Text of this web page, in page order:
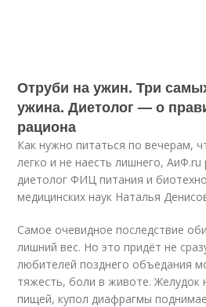
Отруби на ужин. Три
ужина. Диетолог — о
рациона
Как нужно питаться по вечерам,
легко и не наесть лишнего, АиФ.ru
диетолог ФИЦ питания и
медицинских наук Наталья
Самое очевидное последствие
лишний вес. Но это придёт не
любителей позднего объедания
тяжесть, боли в животе. Желудок
пищей, купол диафрагмы